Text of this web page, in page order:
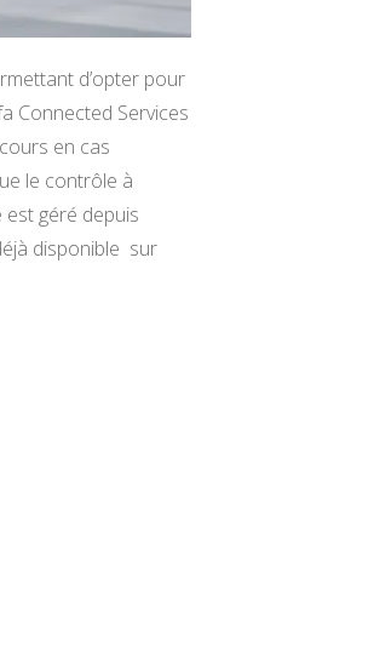
d’opter pour
Connected Services
en cas
le contrôle à
est géré depuis
disponible sur